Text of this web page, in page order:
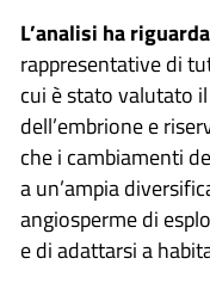
L’analisi ha
rappresentative di
cui è stato valutato
dell’embrione e
che i cambiamenti
a un’ampia
angiosperme di
e di adattarsi a